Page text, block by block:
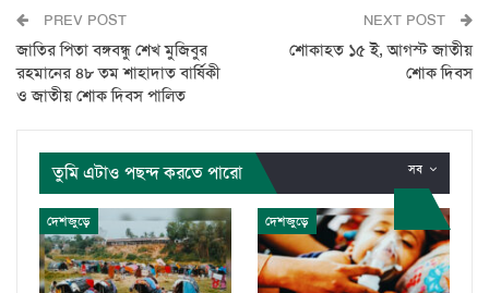
PREV POST
জাতির পিতা বঙ্গবন্ধু শেখ মুজিবুর
রহমানের ৪৮ তম শাহাদাত বার্ষিকী
ও জাতীয় শোক দিবস পালিত
NEXT POST
শোকাহত ১৫ ই, আগস্ট জাতীয়
শোক দিবস
সব
তুমি এটাও পছন্দ করতে পারো
দেশজুড়ে দেশজুড়ে